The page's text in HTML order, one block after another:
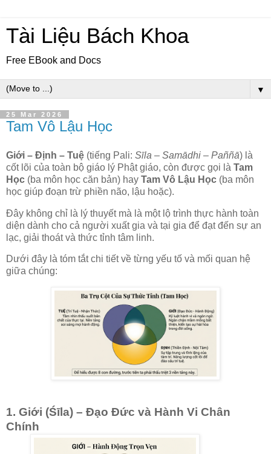
Tài Liệu Bách Khoa
Free EBook and Docs
▼
25 Mar 2026
Tam Vô Lậu Học
Giới – Định – Tuệ (tiếng Pali: Sīla – Samādhi – Paññā) là
cốt lõi của toàn bộ giáo lý Phật giáo, còn được gọi là Tam
Học (ba môn học căn bản) hay Tam Vô Lậu Học (ba môn
học giúp đoạn trừ phiền não, lậu hoặc).
Đây không chỉ là lý thuyết mà là một lộ trình thực hành toàn
diện dành cho cả người xuất gia và tại gia để đạt đến sự an
lạc, giải thoát và thức tỉnh tâm linh.
Dưới đây là tóm tắt chi tiết về từng yếu tố và mối quan hệ
giữa chúng:
1. Giới (Śīla) – Đạo Đức và Hành Vi Chân
Chính